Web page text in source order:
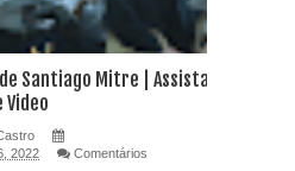
Santiago Mitre | Assista
Video
2022
Comentários